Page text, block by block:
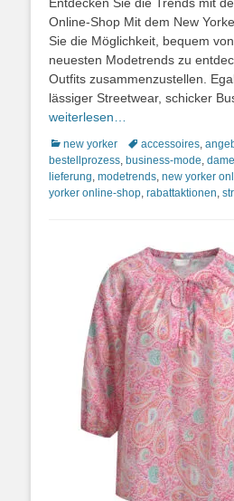
Entdecken Sie die Trends mit
Online-Shop Mit dem New
Sie die Möglichkeit, bequem
neuesten Modetrends zu
Outfits zusammenzustellen.
lässiger Streetwear, schicker
weiterlesen…
Kategorien
new yorker Schlagworte
accessoires,
bestellprozess, business-mode,
lieferung, modetrends, new yorker
yorker online-shop, rabattaktionen,